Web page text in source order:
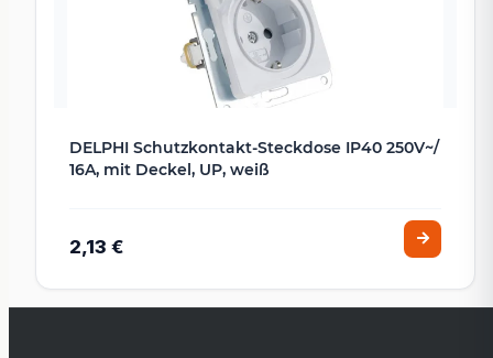
DELPHI Schutzkontakt-Steckdose IP40 250V~/
16A, mit Deckel, UP, weiß
2,13 €